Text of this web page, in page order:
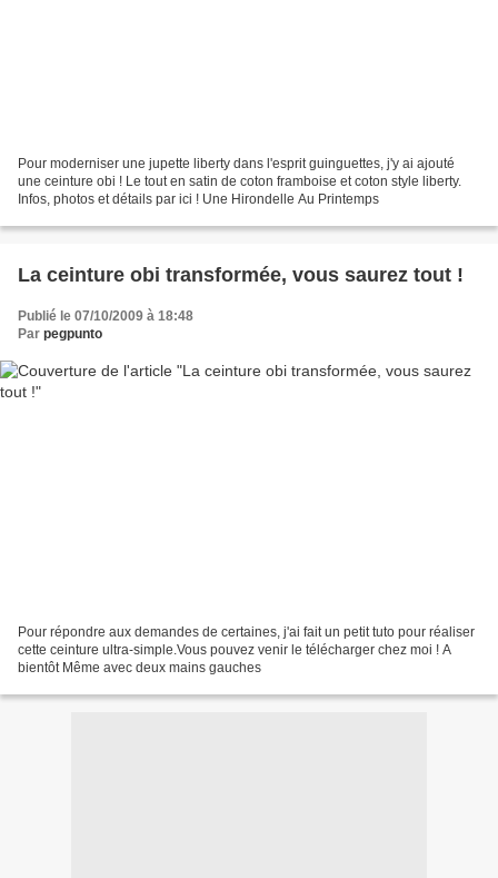
Pour moderniser une jupette liberty dans l'esprit guinguettes, j'y ai ajouté
une ceinture obi ! Le tout en satin de coton framboise et coton style liberty.
Infos, photos et détails par ici ! Une Hirondelle Au Printemps
La ceinture obi transformée, vous saurez tout !
Publié le 07/10/2009 à 18:48
Par pegpunto
Pour répondre aux demandes de certaines, j'ai fait un petit tuto pour réaliser
cette ceinture ultra-simple.Vous pouvez venir le télécharger chez moi ! A
bientôt Même avec deux mains gauches